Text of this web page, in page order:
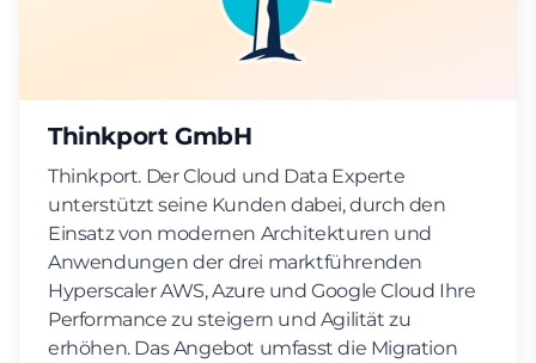
Thinkport GmbH
Thinkport. Der Cloud und Data Experte
unterstützt seine Kunden dabei, durch den
Einsatz von modernen Architekturen und
Anwendungen der drei marktführenden
Hyperscaler AWS, Azure und Google Cloud Ihre
Performance zu steigern und Agilität zu
erhöhen. Das Angebot umfasst die Migration